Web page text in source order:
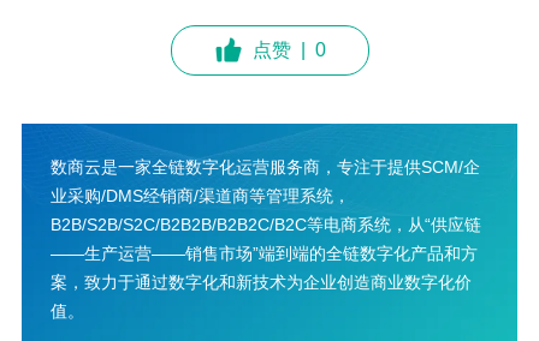
点赞 0
数商云是一家全链数字化运营服务商，专注于提供SCM/企
业采购/DMS经销商/渠道商等管理系统，
B2B/S2B/S2C/B2B2B/B2B2C/B2C等电商系统，从“供应链
——生产运营——销售市场”端到端的全链数字化产品和方
案，致力于通过数字化和新技术为企业创造商业数字化价
值。